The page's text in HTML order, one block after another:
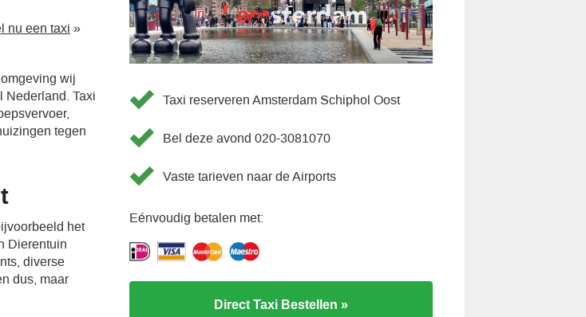
nu een taxi »
wij
Nederland. Taxi
tegen
het
Dierentuin
diverse
dus, maar
Taxi reserveren Amsterdam Schiphol Oost
Bel deze avond 020-3081070
Vaste tarieven naar de Airports
Eénvoudig betalen met:
Direct Taxi Bestellen »